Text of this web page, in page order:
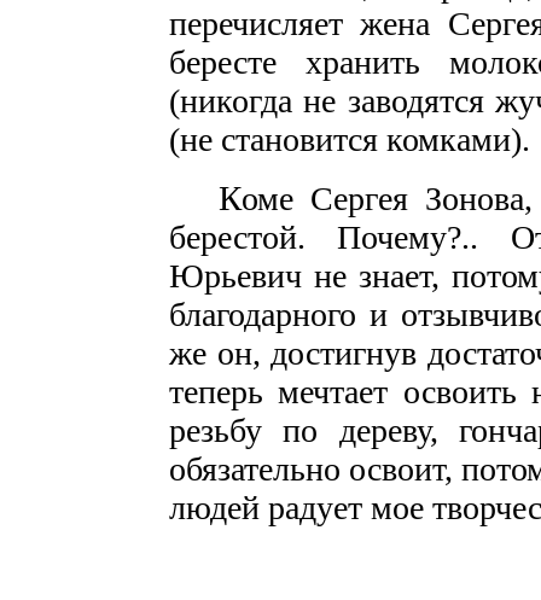
перечисляет жена
бересте хранить
(никогда не заводятся
(не становится комками).
Коме Сергея
берестой. Почему?..
Юрьевич не знает,
благодарного и
же он, достигнув
теперь мечтает
резьбу по дереву,
обязательно освоит,
людей радует мое